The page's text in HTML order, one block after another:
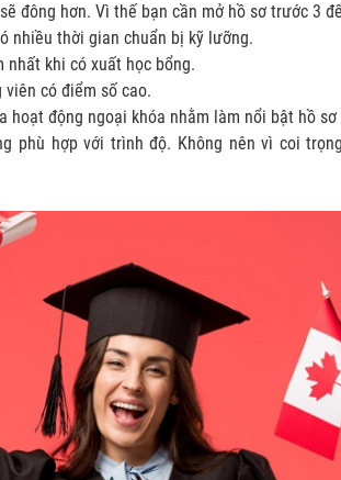
đông hơn. Vì thế bạn cần mở hồ sơ trước 3
nhiều thời gian chuẩn bị kỹ lưỡng.
nhất khi có xuất học bổng.
có điểm số cao.
hoạt động ngoại khóa nhằm làm nổi bật hồ sơ
phù hợp với trình độ. Không nên vì coi